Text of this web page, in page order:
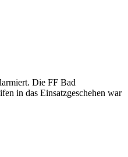
Die FF Bad
in das Einsatzgeschehen war